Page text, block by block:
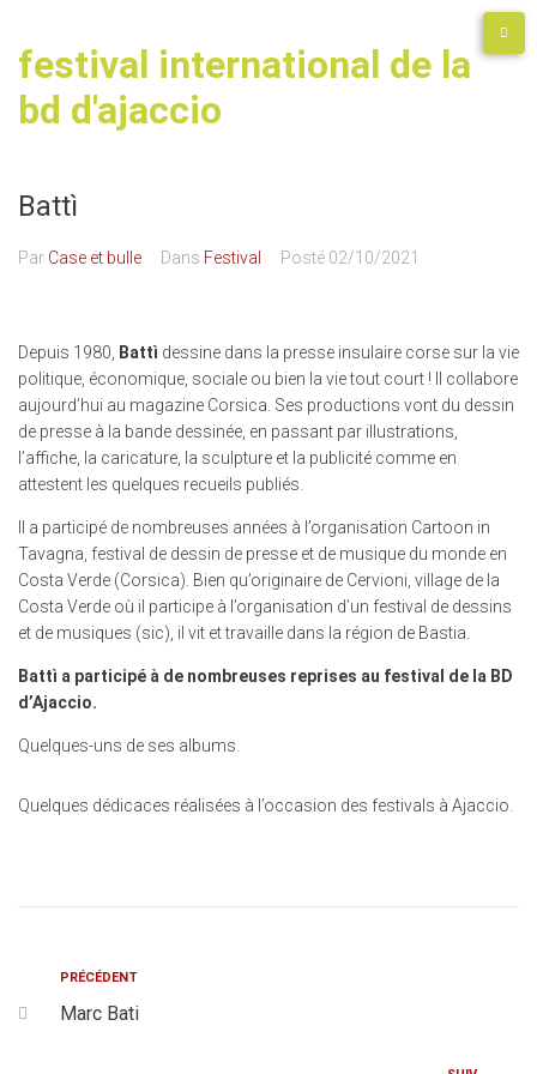
festival international de la
bd d'ajaccio
Battì
Par Case et bulle Dans Festival Posté 02/10/2021
Depuis 1980, Battì dessine dans la presse insulaire corse sur la vie
politique, économique, sociale ou bien la vie tout court ! Il collabore
aujourd’hui au magazine Corsica. Ses productions vont du dessin
de presse à la bande dessinée, en passant par illustrations,
l’affiche, la caricature, la sculpture et la publicité comme en
attestent les quelques recueils publiés.
Il a participé de nombreuses années à l’organisation Cartoon in
Tavagna, festival de dessin de presse et de musique du monde en
Costa Verde (Corsica). Bien qu’originaire de Cervioni, village de la
Costa Verde où il participe à l’organisation d’un festival de dessins
et de musiques (sic), il vit et travaille dans la région de Bastia.
Battì a participé à de nombreuses reprises au festival de la BD
d’Ajaccio.
Quelques-uns de ses albums.
Quelques dédicaces réalisées à l’occasion des festivals à Ajaccio.
PRÉCÉDENT
Marc Bati